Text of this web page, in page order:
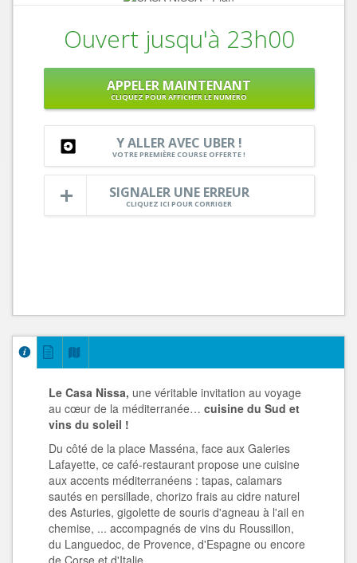
Ouvert jusqu'à 23h00
APPELER MAINTENANT
CLIQUEZ POUR AFFICHER LE NUMÉRO
Y ALLER AVEC UBER !
VOTRE PREMIÈRE COURSE OFFERTE !
SIGNALER UNE ERREUR
CLIQUEZ ICI POUR CORRIGER
Le Casa Nissa, une véritable invitation au voyage
au cœur de la méditerranée… cuisine du Sud et
vins du soleil !
Du côté de la place Masséna, face aux Galeries
Lafayette, ce café-restaurant propose une cuisine
aux accents méditerranéens : tapas, calamars
sautés en persillade, chorizo frais au cidre naturel
des Asturies, gigolette de souris d'agneau à l'ail en
chemise, ... accompagnés de vins du Roussillon,
du Languedoc, de Provence, d'Espagne ou encore
de Corse et d'Italie.